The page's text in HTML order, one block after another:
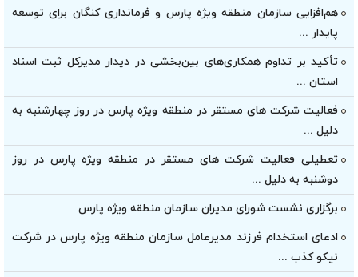
هم‌افزایی سازمان منطقه ویژه پارس و فرمانداری کنگان برای توسعه
پایدار ...
تأکید بر تداوم همکاری‌های بین‌بخشی در دیدار مدیرکل ثبت اسناد
استان ...
فعالیت شرکت های مستقر در منطقه ویژه پارس در روز چهارشنبه به
دلیل ...
تعطیلی فعالیت شرکت های مستقر در منطقه ویژه پارس در روز
دوشنبه به دلیل ...
برگزاری نشست شورای مدیران سازمان منطقه ویژه پارس
ادعای استخدام فرزند مدیرعامل سازمان منطقه ویژه پارس در شرکت
نیکو کذب ...